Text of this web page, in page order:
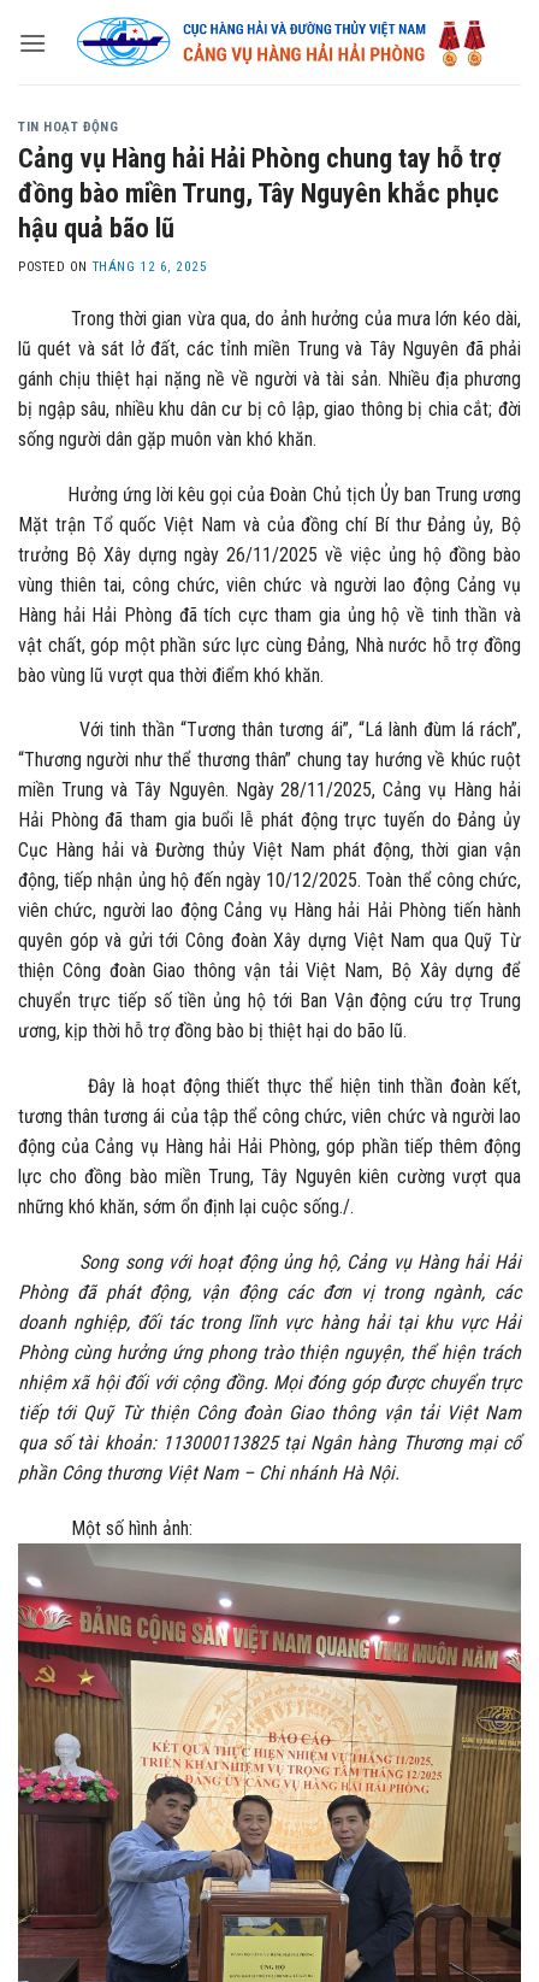
TIN HOẠT ĐỘNG
Cảng vụ Hàng hải Hải Phòng chung tay hỗ trợ
đồng bào miền Trung, Tây Nguyên khắc phục
hậu quả bão lũ
POSTED ON THÁNG 12 6, 2025
Trong thời gian vừa qua, do ảnh hưởng của mưa lớn kéo dài,
lũ quét và sát lở đất, các tỉnh miền Trung và Tây Nguyên đã phải
gánh chịu thiệt hại nặng nề về người và tài sản. Nhiều địa phương
bị ngập sâu, nhiều khu dân cư bị cô lập, giao thông bị chia cắt; đời
sống người dân gặp muôn vàn khó khăn.
Hưởng ứng lời kêu gọi của Đoàn Chủ tịch Ủy ban Trung ương
Mặt trận Tổ quốc Việt Nam và của đồng chí Bí thư Đảng ủy, Bộ
trưởng Bộ Xây dựng ngày 26/11/2025 về việc ủng hộ đồng bào
vùng thiên tai, công chức, viên chức và người lao động Cảng vụ
Hàng hải Hải Phòng đã tích cực tham gia ủng hộ về tinh thần và
vật chất, góp một phần sức lực cùng Đảng, Nhà nước hỗ trợ đồng
bào vùng lũ vượt qua thời điểm khó khăn.
Với tinh thần “Tương thân tương ái”, “Lá lành đùm lá rách”,
“Thương người như thể thương thân” chung tay hướng về khúc ruột
miền Trung và Tây Nguyên. Ngày 28/11/2025, Cảng vụ Hàng hải
Hải Phòng đã tham gia buổi lễ phát động trực tuyến do Đảng ủy
Cục Hàng hải và Đường thủy Việt Nam phát động, thời gian vận
động, tiếp nhận ủng hộ đến ngày 10/12/2025. Toàn thể công chức,
viên chức, người lao động Cảng vụ Hàng hải Hải Phòng tiến hành
quyên góp và gửi tới Công đoàn Xây dựng Việt Nam qua Quỹ Từ
thiện Công đoàn Giao thông vận tải Việt Nam, Bộ Xây dựng để
chuyển trực tiếp số tiền ủng hộ tới Ban Vận động cứu trợ Trung
ương, kịp thời hỗ trợ đồng bào bị thiệt hại do bão lũ.
Đây là hoạt động thiết thực thể hiện tinh thần đoàn kết,
tương thân tương ái của tập thể công chức, viên chức và người lao
động của Cảng vụ Hàng hải Hải Phòng, góp phần tiếp thêm động
lực cho đồng bào miền Trung, Tây Nguyên kiên cường vượt qua
những khó khăn, sớm ổn định lại cuộc sống./.
Song song với hoạt động ủng hộ, Cảng vụ Hàng hải Hải
Phòng đã phát động, vận động các đơn vị trong ngành, các
doanh nghiệp, đối tác trong lĩnh vực hàng hải tại khu vực Hải
Phòng cùng hưởng ứng phong trào thiện nguyện, thể hiện trách
nhiệm xã hội đối với cộng đồng. Mọi đóng góp được chuyển trực
tiếp tới Quỹ Từ thiện Công đoàn Giao thông vận tải Việt Nam
qua số tài khoản: 113000113825 tại Ngân hàng Thương mại cổ
phần Công thương Việt Nam – Chi nhánh Hà Nội.
Một số hình ảnh: